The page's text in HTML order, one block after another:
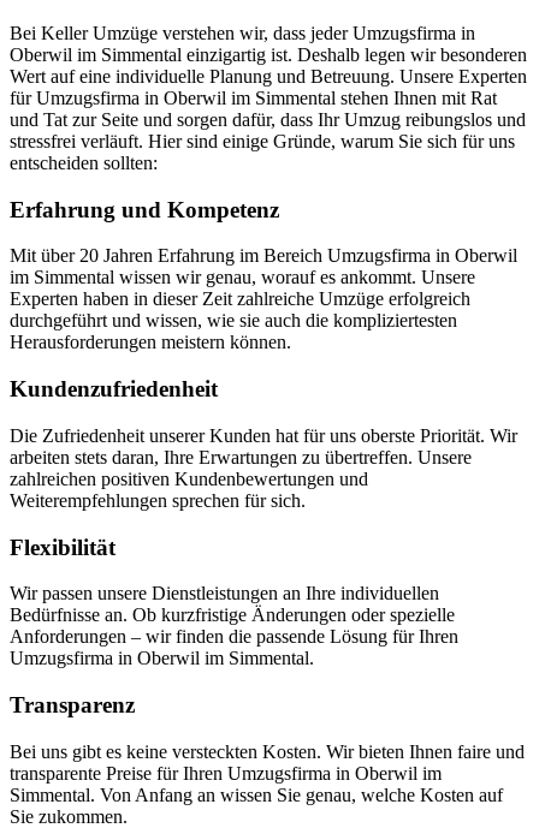
Bei Keller Umzüge verstehen wir, dass jeder Umzugsfirma in
Oberwil im Simmental einzigartig ist. Deshalb legen wir besonderen
Wert auf eine individuelle Planung und Betreuung. Unsere Experten
für Umzugsfirma in Oberwil im Simmental stehen Ihnen mit Rat
und Tat zur Seite und sorgen dafür, dass Ihr Umzug reibungslos und
stressfrei verläuft. Hier sind einige Gründe, warum Sie sich für uns
entscheiden sollten:
Erfahrung und Kompetenz
Mit über 20 Jahren Erfahrung im Bereich Umzugsfirma in Oberwil
im Simmental wissen wir genau, worauf es ankommt. Unsere
Experten haben in dieser Zeit zahlreiche Umzüge erfolgreich
durchgeführt und wissen, wie sie auch die kompliziertesten
Herausforderungen meistern können.
Kundenzufriedenheit
Die Zufriedenheit unserer Kunden hat für uns oberste Priorität. Wir
arbeiten stets daran, Ihre Erwartungen zu übertreffen. Unsere
zahlreichen positiven Kundenbewertungen und
Weiterempfehlungen sprechen für sich.
Flexibilität
Wir passen unsere Dienstleistungen an Ihre individuellen
Bedürfnisse an. Ob kurzfristige Änderungen oder spezielle
Anforderungen – wir finden die passende Lösung für Ihren
Umzugsfirma in Oberwil im Simmental.
Transparenz
Bei uns gibt es keine versteckten Kosten. Wir bieten Ihnen faire und
transparente Preise für Ihren Umzugsfirma in Oberwil im
Simmental. Von Anfang an wissen Sie genau, welche Kosten auf
Sie zukommen.